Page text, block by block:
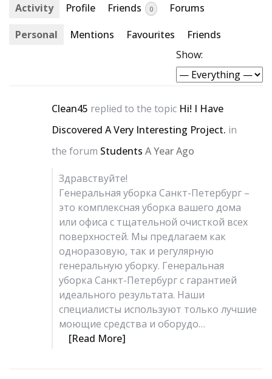
Activity Profile Friends 0
Forums
Personal
Mentions Favourites
Friends
Show:
Clean45 replied to the topic Hi! I Have
Discovered A Very Interesting Project. in
the forum Students A Year Ago
Здравствуйте!
Генеральная уборка Санкт-Петербург –
это комплексная уборка вашего дома
или офиса с тщательной очисткой всех
поверхностей. Мы предлагаем как
одноразовую, так и регулярную
генеральную уборку. Генеральная
уборка Санкт-Петербург с гарантией
идеального результата. Наши
специалисты используют только лучшие
моющие средства и оборудо…
[Read More]